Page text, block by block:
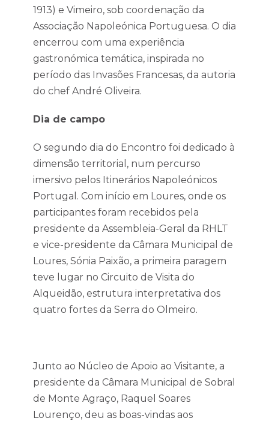
1913) e Vimeiro, sob coordenação da
Associação Napoleónica Portuguesa. O dia
encerrou com uma experiência
gastronómica temática, inspirada no
período das Invasões Francesas, da autoria
do chef André Oliveira.
Dia de campo
O segundo dia do Encontro foi dedicado à
dimensão territorial, num percurso
imersivo pelos Itinerários Napoleónicos
Portugal. Com início em Loures, onde os
participantes foram recebidos pela
presidente da Assembleia-Geral da RHLT
e vice-presidente da Câmara Municipal de
Loures, Sónia Paixão, a primeira paragem
teve lugar no Circuito de Visita do
Alqueidão, estrutura interpretativa dos
quatro fortes da Serra do Olmeiro.
Junto ao Núcleo de Apoio ao Visitante, a
presidente da Câmara Municipal de Sobral
de Monte Agraço, Raquel Soares
Lourenço, deu as boas-vindas aos